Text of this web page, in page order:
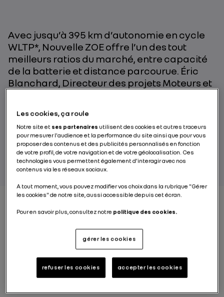
Avec jusqu’à 395 km d’autonomie en cycle
WLTP*, Nouvelle ZOE offre l’un des tout
meilleurs ratios du marché, entre capacité
de la batterie et distance parcourue. Éric
Blanchard, Directeur des projets Moteurs et
efficience énergétique record.
PAR RENAULT GROUP
Quel est l’enjeu de
l’efficience énergétique
sur une voiture
électrique ?
Les cookies, ça roule
Notre site et ses partenaires utilisent des cookies et autres traceurs
pour mesurer l'audience et la performance du site ainsi que pour vous
proposer des contenus et des publicités personnalisés en fonction
de votre profil, de votre navigation et de votre géolocalisation. Ces
technologies vous permettent également d’interagir avec nos
contenus via les réseaux sociaux.
A tout moment, vous pouvez modifier vos choix dans la rubrique "Gérer
les cookies" de notre site, aussi accessible depuis cet écran.
Pour en savoir plus, consultez notre politique des cookies.
gérer les cookies
refuser les cookies accepter les cookies